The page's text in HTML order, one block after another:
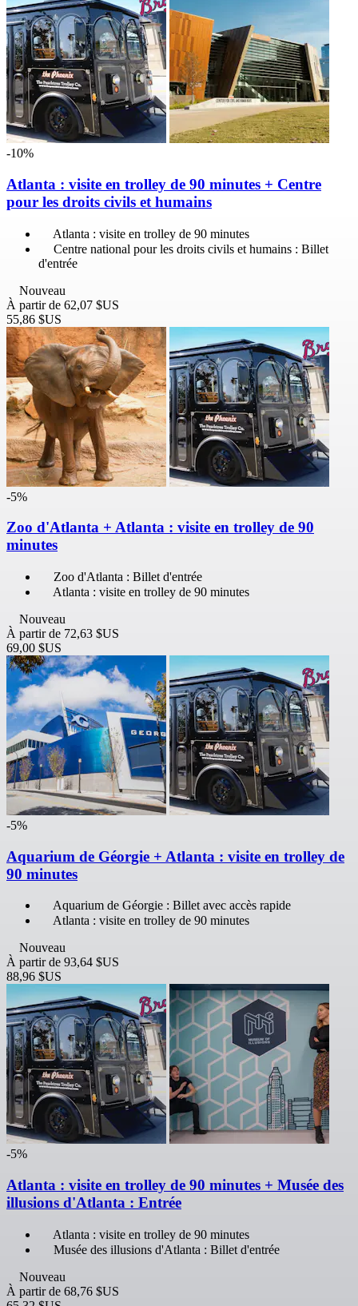
-10%
Atlanta : visite en trolley de 90 minutes + Centre
pour les droits civils et humains
Atlanta : visite en trolley de 90 minutes
Centre national pour les droits civils et humains : Billet
d'entrée
Nouveau
À partir de 62,07 $US
55,86 $US
-5%
Zoo d'Atlanta + Atlanta : visite en trolley de 90
minutes
Zoo d'Atlanta : Billet d'entrée
Atlanta : visite en trolley de 90 minutes
Nouveau
À partir de 72,63 $US
69,00 $US
-5%
Aquarium de Géorgie + Atlanta : visite en trolley de
90 minutes
Aquarium de Géorgie : Billet avec accès rapide
Atlanta : visite en trolley de 90 minutes
Nouveau
À partir de 93,64 $US
88,96 $US
-5%
Atlanta : visite en trolley de 90 minutes + Musée des
illusions d'Atlanta : Entrée
Atlanta : visite en trolley de 90 minutes
Musée des illusions d'Atlanta : Billet d'entrée
Nouveau
À partir de 68,76 $US